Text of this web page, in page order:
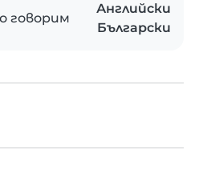
говорим
Английски
Български